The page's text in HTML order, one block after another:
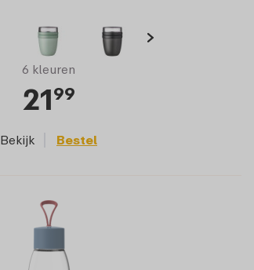
6 kleuren
2199
Bekijk Bestel